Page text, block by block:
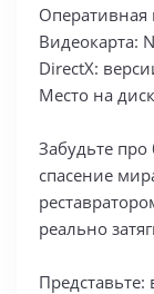
Оперативная
Видеокарта:
DirectX:
Место на
Забудьте
спасение
реально